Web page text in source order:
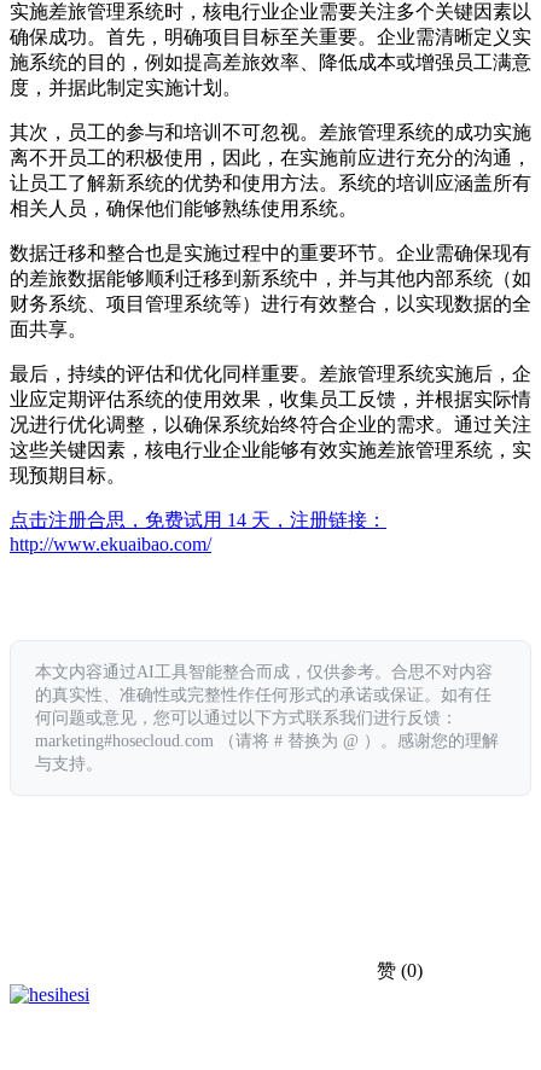
实施差旅管理系统时，核电行业企业需要关注多个关键因素以
确保成功。首先，明确项目目标至关重要。企业需清晰定义实
施系统的目的，例如提高差旅效率、降低成本或增强员工满意
度，并据此制定实施计划。
其次，员工的参与和培训不可忽视。差旅管理系统的成功实施
离不开员工的积极使用，因此，在实施前应进行充分的沟通，
让员工了解新系统的优势和使用方法。系统的培训应涵盖所有
相关人员，确保他们能够熟练使用系统。
数据迁移和整合也是实施过程中的重要环节。企业需确保现有
的差旅数据能够顺利迁移到新系统中，并与其他内部系统（如
财务系统、项目管理系统等）进行有效整合，以实现数据的全
面共享。
最后，持续的评估和优化同样重要。差旅管理系统实施后，企
业应定期评估系统的使用效果，收集员工反馈，并根据实际情
况进行优化调整，以确保系统始终符合企业的需求。通过关注
这些关键因素，核电行业企业能够有效实施差旅管理系统，实
现预期目标。
点击注册合思，免费试用 14 天，注册链接：
http://www.ekuaibao.com/
本文内容通过AI工具智能整合而成，仅供参考。合思不对内容
的真实性、准确性或完整性作任何形式的承诺或保证。如有任
何问题或意见，您可以通过以下方式联系我们进行反馈：
marketing#hosecloud.com （请将 # 替换为 @ ）。感谢您的理解
与支持。
赞 (0)
hesi